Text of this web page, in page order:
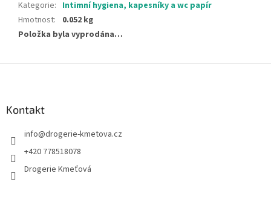
Kategorie: Intimní hygiena, kapesníky a wc papír
Hmotnost:
0.052 kg
Položka byla vyprodána…
Kontakt
info@drogerie-kmetova.cz
+420 778518078
Drogerie Kmeťová